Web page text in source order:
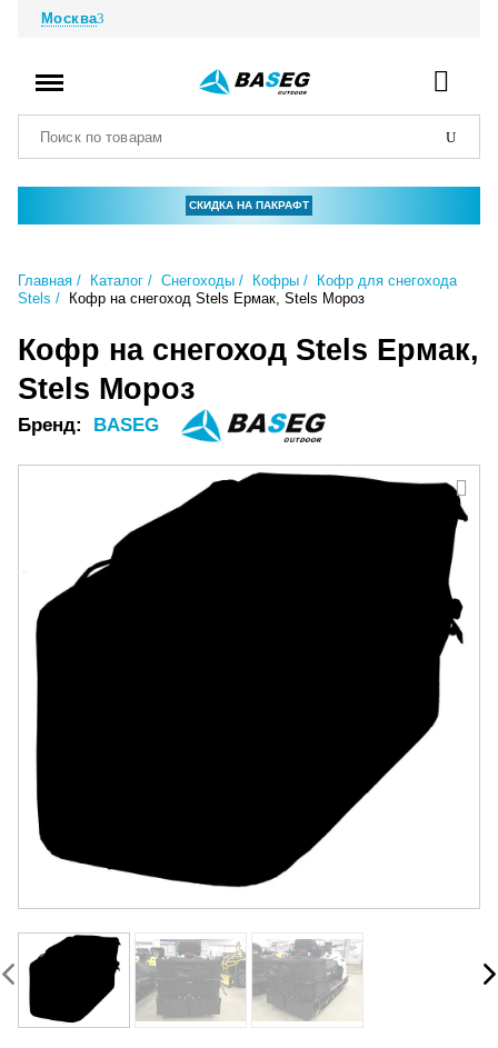
Москва
СКИДКА НА ПАКРАФТ
Главная Каталог Снегоходы Кофры
Кофр для снегохода
Stels
Кофр на снегоход Stels Ермак, Stels Мороз
Кофр на снегоход Stels Ермак,
Stels Мороз
Бренд: BASEG